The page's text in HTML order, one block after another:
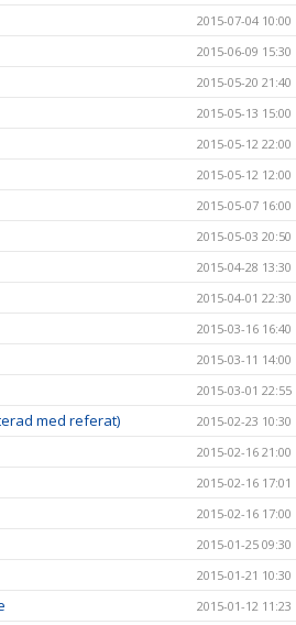
2015-07-04 10:00
2015-06-09 15:30
2015-05-20 21:40
2015-05-13 15:00
2015-05-12 22:00
2015-05-12 12:00
2015-05-07 16:00
2015-05-03 20:50
2015-04-28 13:30
2015-04-01 22:30
2015-03-16 16:40
2015-03-11 14:00
2015-03-01 22:55
med referat) 2015-02-23 10:30
2015-02-16 21:00
2015-02-16 17:01
2015-02-16 17:00
2015-01-25 09:30
2015-01-21 10:30
2015-01-12 11:23